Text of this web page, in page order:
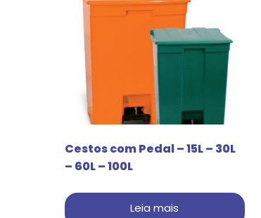
Cestos com Pedal – 15L – 30L
– 60L – 100L
Leia mais